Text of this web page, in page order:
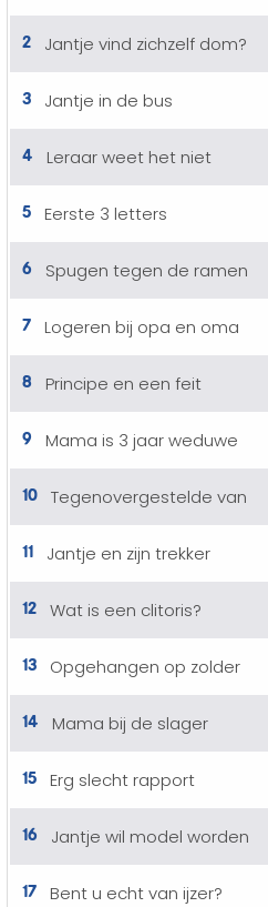
2 Jantje vind zichzelf dom?
3 Jantje in de bus
4 Leraar weet het niet
5 Eerste 3 letters
6 Spugen tegen de ramen
7 Logeren bij opa en oma
8 Principe en een feit
9 Mama is 3 jaar weduwe
10 Tegenovergestelde van
11 Jantje en zijn trekker
12 Wat is een clitoris?
13 Opgehangen op zolder
14 Mama bij de slager
15 Erg slecht rapport
16 Jantje wil model worden
17 Bent u echt van ijzer?